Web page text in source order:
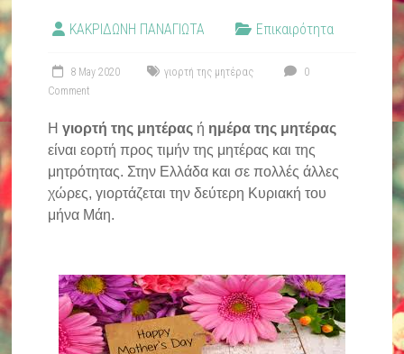
ΚΑΚΡΙΔΩΝΗ ΠΑΝΑΓΙΩΤΑ Επικαιρότητα
8 May 2020 γιορτή της μητέρας
0
Comment
Ηγιορτή της μητέρας ή ημέρα της μητέρας
είναι εορτή προς τιμήν της μητέρας και της
μητρότητας. Στην Ελλάδα και σε πολλές άλλες
χώρες, γιορτάζεται την δεύτερη Κυριακή του
μήνα Μάη.